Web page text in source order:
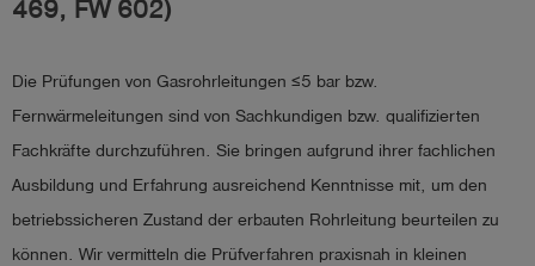
Deutsch
469, FW 602)
Die Prüfungen von Gasrohrleitungen ≤5 bar bzw.
Fernwärmeleitungen sind von Sachkundigen bzw. qualifizierten
Fachkräfte durchzuführen. Sie bringen aufgrund ihrer fachlichen
Ausbildung und Erfahrung ausreichend Kenntnisse mit, um den
betriebssicheren Zustand der erbauten Rohrleitung beurteilen zu
können. Wir vermitteln die Prüfverfahren praxisnah in kleinen